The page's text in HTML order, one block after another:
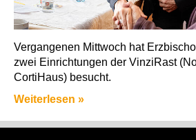
Vergangenen Mittwoch hat
zwei Einrichtungen der VinziRast
CortiHaus) besucht.
Weiterlesen »